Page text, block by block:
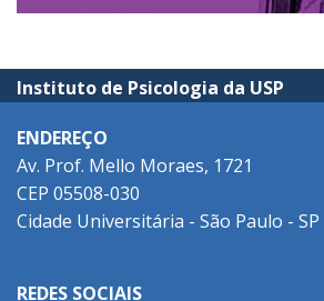
Instituto de Psicologia da USP
ENDEREÇO
Av. Prof. Mello Moraes, 1721
CEP 05508-030
Cidade Universitária - São Paulo - SP
REDES SOCIAIS